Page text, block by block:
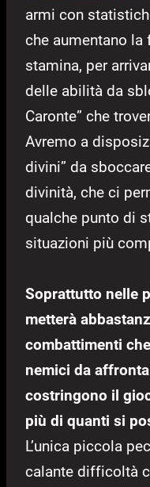
armi con
che aumentano
stamina, per
delle abilità da
Caronte” che
Avremo a
divini” da
divinità, che ci
qualche punto di
situazioni più
Soprattutto nelle
metterà
combattimenti
nemici da
costringono il
più di quanti si
L’unica piccola
calante difficoltà